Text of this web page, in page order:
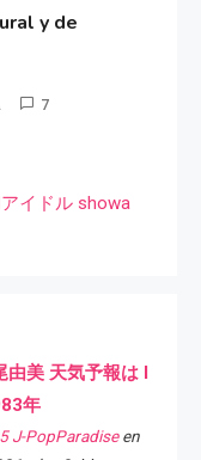
y de
7
イドル showa
由美 天気予報は I
年
J-PopParadiseen